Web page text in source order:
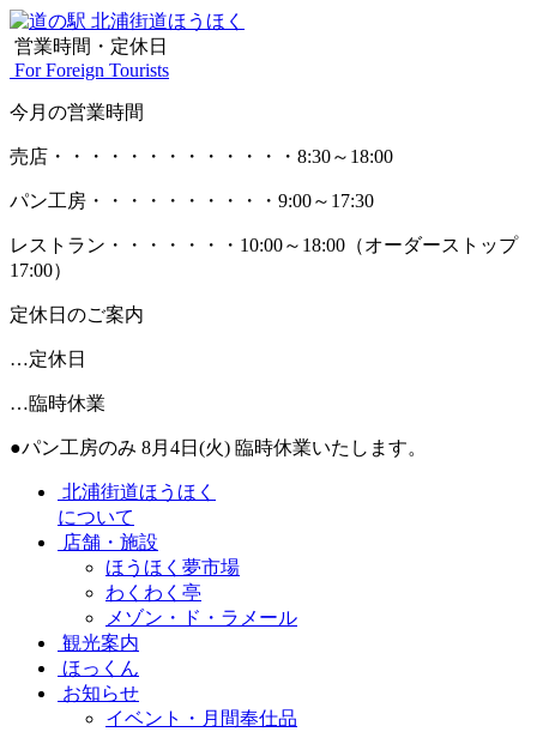
営業時間・定休日
For Foreign Tourists
今月の営業時間
売店 ・・・・・・・・・・・・・ 8:30～18:00
パン工房 ・・・・・・・・・・ 9:00～17:30
レストラン ・・・・・・・ 10:00～18:00 （オーダーストップ
17:00）
定休日のご案内
…定休日
…臨時休業
●パン工房のみ 8月4日(火) 臨時休業いたします。
北浦街道ほうほく
について
店舗・施設
ほうほく夢市場
わくわく亭
メゾン・ド・ラメール
観光案内
ほっくん
お知らせ
イベント・月間奉仕品